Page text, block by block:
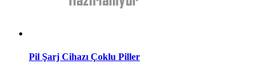
Pil Şarj Cihazı Çoklu Piller